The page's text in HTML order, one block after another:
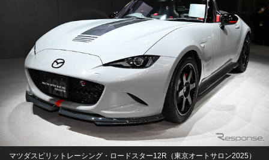
マツダスピリットレーシング・ロードスター12R（東京オートサロン2025）